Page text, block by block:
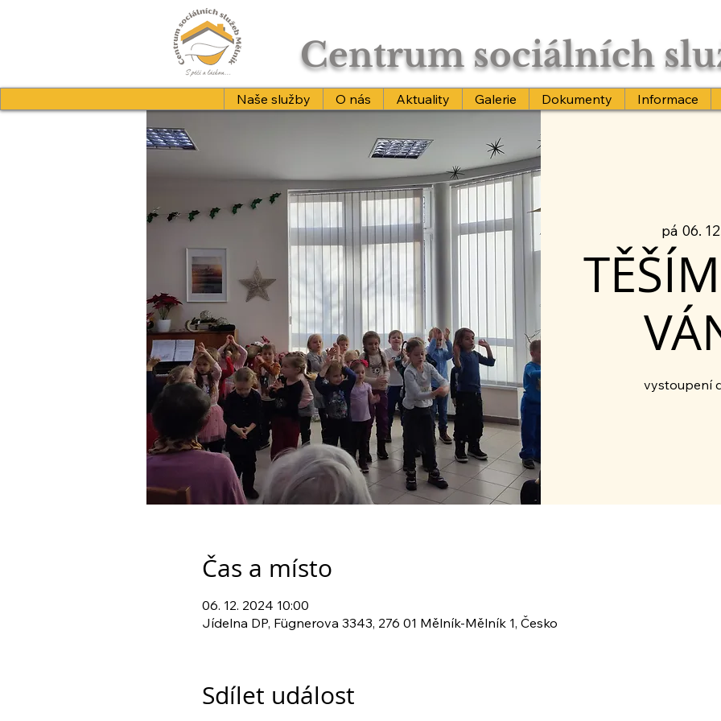
Centrum sociálních
Naše služby O nás Aktuality Galerie Dokumenty Informace
pá 06.
vystoupení
Čas a místo
06. 12. 2024 10:00
Jídelna DP, Fügnerova 3343, 276 01 Mělník-Mělník 1, Česko
Sdílet událost